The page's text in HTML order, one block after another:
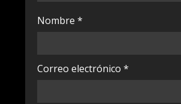
n
Nombre *
Correo electrónico *